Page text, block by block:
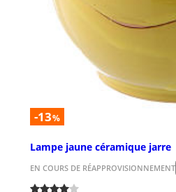
-13%
Lampe jaune céramique jarre
EN COURS DE RÉAPPROVISIONNEMENT